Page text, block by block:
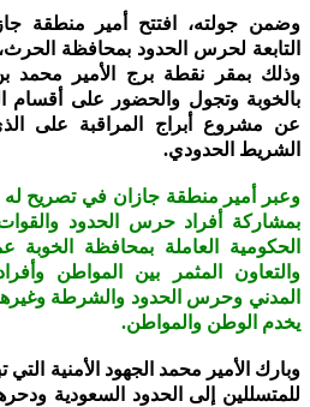
وضمن جولته، افتتح أمير منطقة
التابعة لحرس الحدود بمحافظة
وذلك بمقر نقطة برج الأمير
بالخوبة وتجول والحضور على
عن مشروع أبراج المراقبة على
الشريط الحدودي.
وعبر أمير منطقة جازان في تصريح له
بمشاركة أفراد حرس الحدود
الحكومية العاملة بمحافظة الخوبة
والتعاون المثمر بين المواطن
المدني وحرس الحدود والشرطة
يخدم الوطن والمواطن.
وبارك الأمير محمد الجهود الأمنية
للمتسللين إلى الحدود السعودية